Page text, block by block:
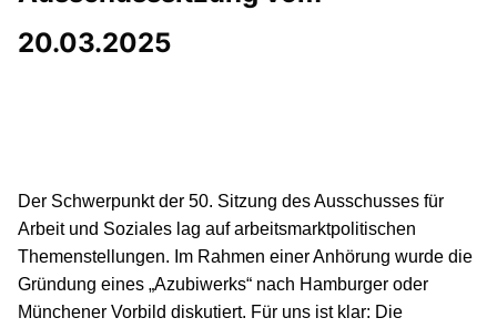
5. WAHLKREIS TREPTOW-KÖPENICK
schriftliche Anfragen
AUSSCHÜSSE
20.03.2025
Der Schwerpunkt der 50. Sitzung des Ausschusses für
Arbeit und Soziales lag auf arbeitsmarktpolitischen
Themenstellungen. Im Rahmen einer Anhörung wurde die
Gründung eines „Azubiwerks“ nach Hamburger oder
Münchener Vorbild diskutiert. Für uns ist klar: Die